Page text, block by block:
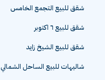
شقق للبيع التجمع الخامس
شقق للبيع ٦ اكتوبر
شقق للبيع الشيخ زايد
شاليهات للبيع الساحل الشمالي